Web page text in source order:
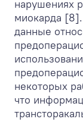
нарушениях
миокарда
данные
некоторых
что